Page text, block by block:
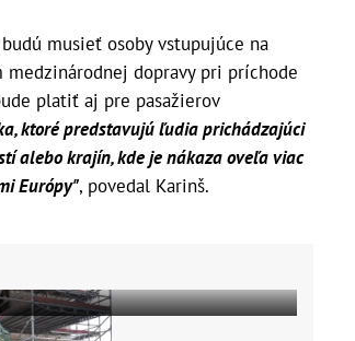
musieť osoby vstupujúce na
dopravy pri príchode
platiť aj pre pasažierov
ktoré predstavujú ľudia prichádzajúci
alebo krajín, kde je nákaza oveľa viac
Európy", povedal Karinš.